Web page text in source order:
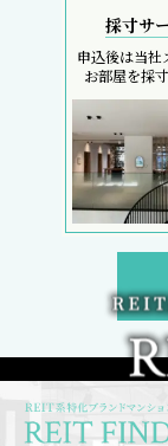
採寸サ
申込後は当社
お部屋を採